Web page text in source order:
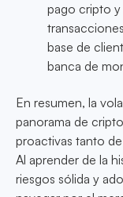
pago cripto y
base de
banca de
En resumen, la
panorama de
proactivas tanto
Al aprender de la
riesgos sólida y